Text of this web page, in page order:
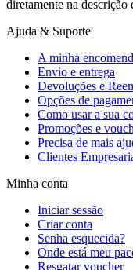
diretamente na descrição
Ajuda & Suporte
A minha
Envio e entrega
Devoluções e
Opções de
Como usar a sua
Promoções e
Precisa de mais
Clientes
Minha conta
Iniciar sessão
Criar conta
Senha esquecida?
Onde está meu
Resgatar voucher